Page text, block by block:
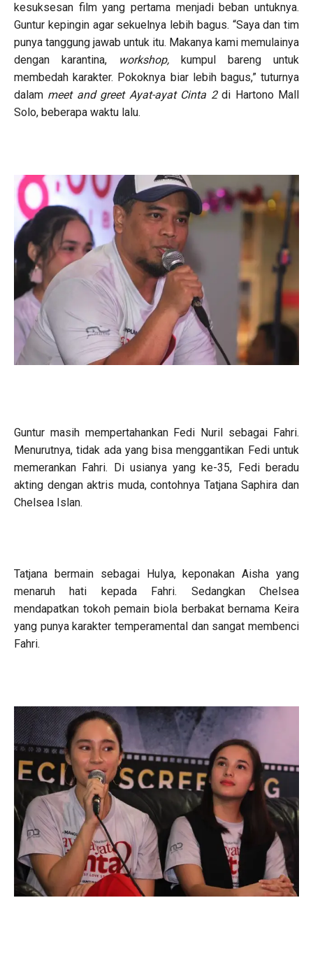
kesuksesan film yang pertama menjadi beban untuknya.
Guntur kepingin agar sekuelnya lebih bagus. “Saya dan tim
punya tanggung jawab untuk itu. Makanya kami memulainya
dengan karantina,
workshop,
kumpul bareng untuk
membedah karakter. Pokoknya biar lebih bagus,” tuturnya
dalam meet and greet Ayat-ayat Cinta 2di Hartono Mall
Solo, beberapa waktu lalu.
Guntur masih mempertahankan Fedi Nuril sebagai Fahri.
Menurutnya, tidak ada yang bisa menggantikan Fedi untuk
memerankan Fahri. Di usianya yang ke-35, Fedi beradu
akting dengan aktris muda, contohnya Tatjana Saphira dan
Chelsea Islan.
Tatjana bermain sebagai Hulya, keponakan Aisha yang
menaruh hati kepada Fahri. Sedangkan Chelsea
mendapatkan tokoh pemain biola berbakat bernama Keira
yang punya karakter temperamental dan sangat membenci
Fahri.